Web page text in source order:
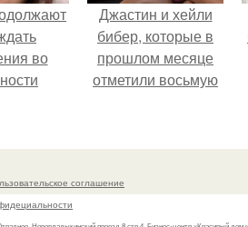
во
Джастин и хейли
бибер, которые в
прошлом месяце
отметили восьмую
новые фото с
соглашение